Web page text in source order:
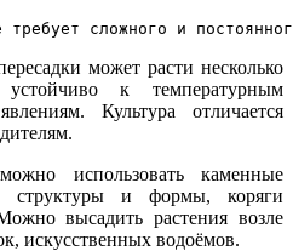
сложного и
может расти несколько
к температурным
Культура отличается
использовать каменные
структуры и формы, коряги
высадить растения возле
искусственных водоёмов.